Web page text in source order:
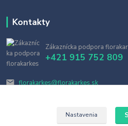
Kontakty
Zákaznícka podpora
+421 915 752 809
florakarkes@florakarkes.sk
Nastavenia